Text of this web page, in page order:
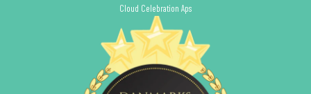
Cloud Celebration Aps